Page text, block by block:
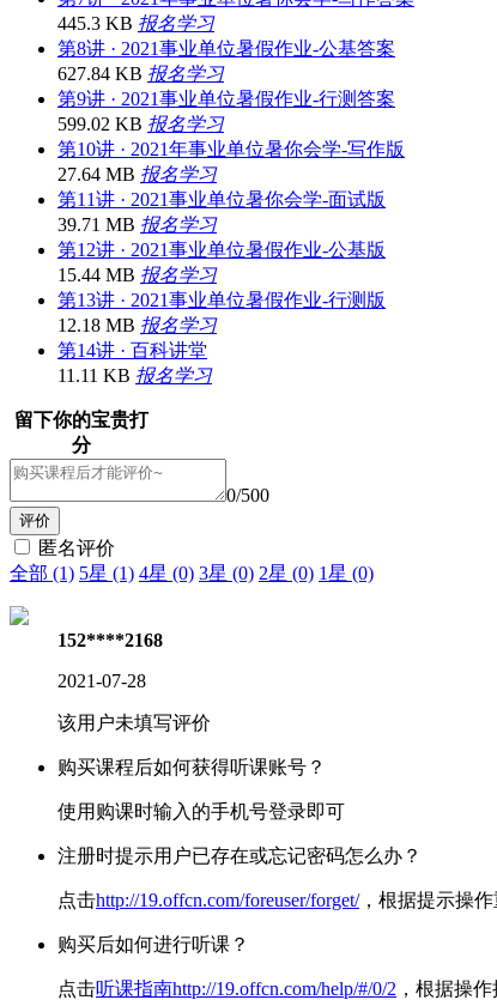
445.3 KB 报名学习
第8讲 · 2021事业单位暑假作业-公基答案
627.84 KB 报名学习
第9讲 · 2021事业单位暑假作业-行测答案
599.02 KB 报名学习
第10讲 · 2021年事业单位暑你会学-写作版
27.64 MB 报名学习
第11讲 · 2021事业单位暑你会学-面试版
39.71 MB 报名学习
第12讲 · 2021事业单位暑假作业-公基版
15.44 MB 报名学习
第13讲 · 2021事业单位暑假作业-行测版
12.18 MB 报名学习
第14讲 · 百科讲堂
11.11 KB 报名学习
留下你的宝贵打
分
0/500
匿名评价
全部 (1) 5星 (1) 4星 (0) 3星 (0) 2星 (0) 1星 (0)
152****2168
2021-07-28
该用户未填写评价
购买课程后如何获得听课账号？
使用购课时输入的手机号登录即可
注册时提示用户已存在或忘记密码怎么办？
点击http://19.offcn.com/foreuser/forget/，根据提示操
购买后如何进行听课？
点击听课指南http://19.offcn.com/help/#/0/2 ，根据操